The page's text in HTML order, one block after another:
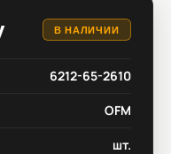
В НАЛИЧИИ
6212-65-2610
OFM
шт.